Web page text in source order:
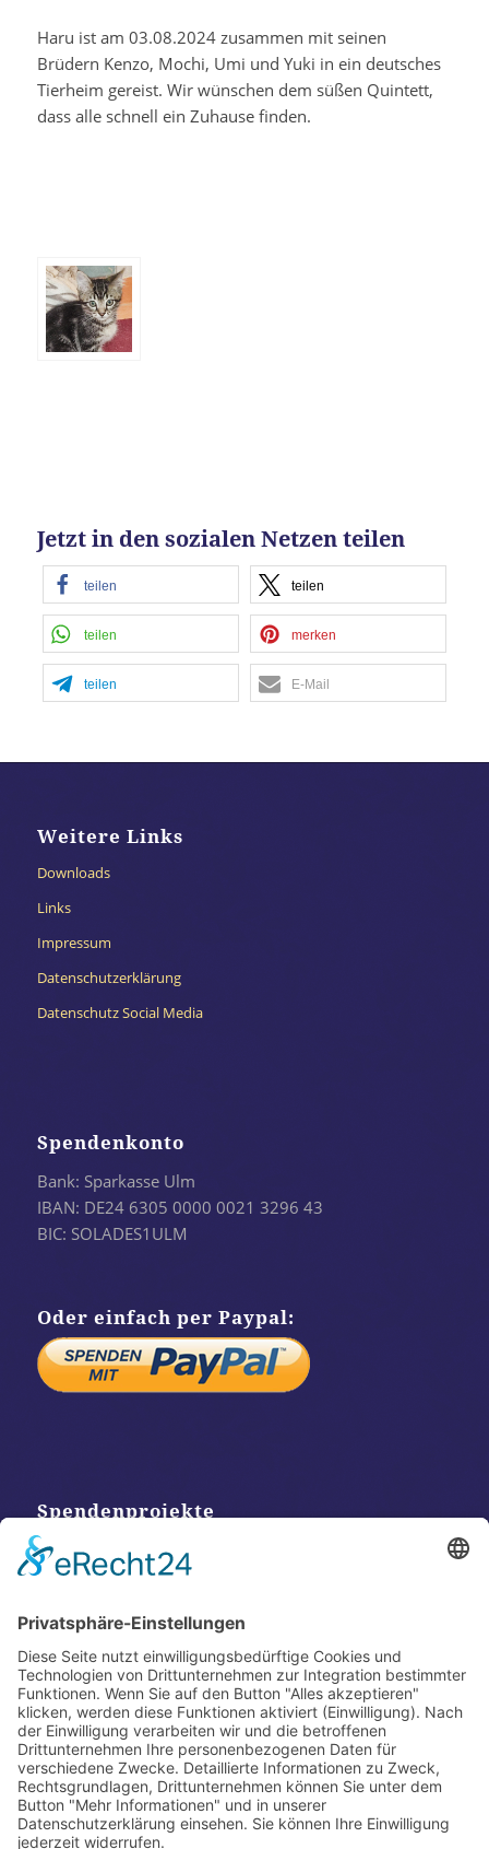
Haru ist am 03.08.2024 zusammen mit seinen
Brüdern Kenzo, Mochi, Umi und Yuki in ein deutsches
Tierheim gereist. Wir wünschen dem süßen Quintett,
dass alle schnell ein Zuhause finden.
Jetzt in den sozialen Netzen teilen
teilen teilen
teilen merken
teilen E-Mail
Weitere Links
Downloads
Links
Impressum
Datenschutzerklärung
Datenschutz Social Media
Spendenkonto
Bank: Sparkasse Ulm
IBAN: DE24 6305 0000 0021 3296 43
BIC: SOLADES1ULM
Oder einfach per Paypal:
Spendenprojekte
Kontakt
Postanschrift
Traumkatzen e.V.